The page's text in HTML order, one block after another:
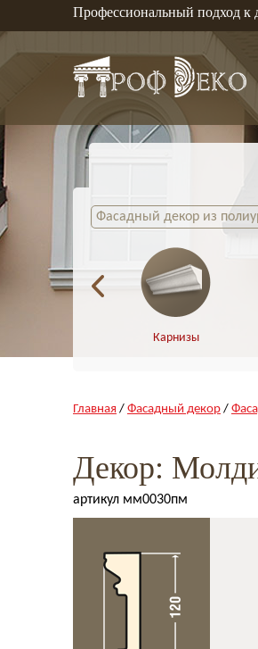
Профессиональный подход к
Фасадный декор из
Карнизы
Главная / Фасадный декор /
Декор:
артикул мм0030пм